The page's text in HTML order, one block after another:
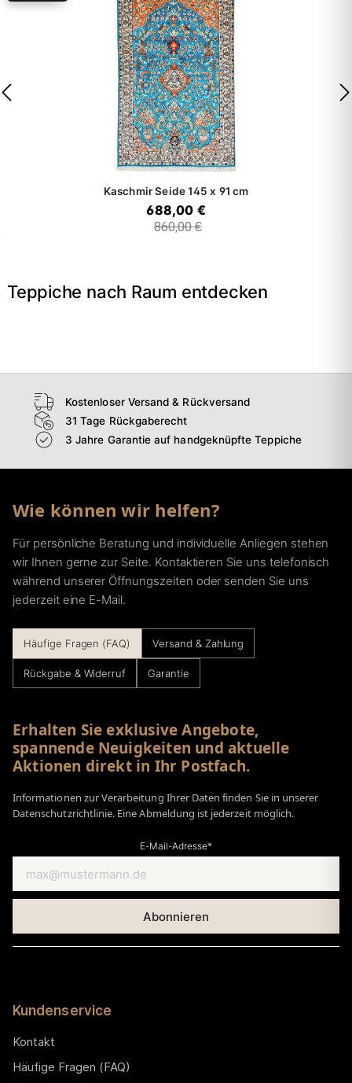
Kaschmir Seide 145 x 91 cm
688,00 €
860,00 €
Teppiche nach Raum entdecken
Wohnzimmer
Kostenloser Versand & Rückversand
31 Tage Rückgaberecht
3 Jahre Garantie auf handgeknüpfte Teppiche
Wie können wir helfen?
Für persönliche Beratung und individuelle Anliegen stehen
wir Ihnen gerne zur Seite. Kontaktieren Sie uns telefonisch
während unserer Öffnungszeiten oder senden Sie uns
jederzeit eine E-Mail.
Häufige Fragen (FAQ) Versand & Zahlung
Rückgabe & Widerruf Garantie
Erhalten Sie exklusive Angebote,
spannende Neuigkeiten und aktuelle
Aktionen direkt in Ihr Postfach.
Informationen zur Verarbeitung Ihrer Daten finden Sie in unserer
Datenschutzrichtlinie. Eine Abmeldung ist jederzeit möglich.
E-Mail-Adresse*
Kundenservice
Kontakt
Häufige Fragen (FAQ)